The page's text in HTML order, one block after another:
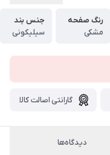
رنگ صفحه
مشکی
جنس بند
سیلیکونی
گارانتی اصالت کالا
دیدگاه‌ها